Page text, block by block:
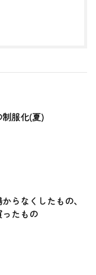
服化(夏)
らなくしたもの、
たもの